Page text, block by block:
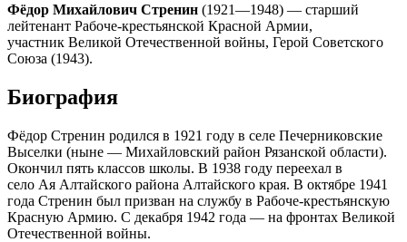
Фёдор Михайлович Стренин (1921—1948) — старший
лейтенант Рабоче-крестьянской Красной Армии,
участник Великой Отечественной войны, Герой Советского
Союза (1943).
Биография
Фёдор Стренин родился в 1921 году в селе Печерниковские
Выселки (ныне — Михайловский район Рязанской области).
Окончил пять классов школы. В 1938 году переехал в
село Ая Алтайского района Алтайского края. В октябре 1941
года Стренин был призван на службу в Рабоче-крестьянскую
Красную Армию. С декабря 1942 года — на фронтах Великой
Отечественной войны.